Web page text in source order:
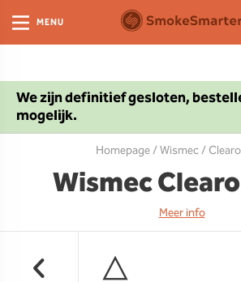
We zijn definitief gesloten,
mogelijk.
MENU
Homepage/Wismec/
Wismec
Meer info